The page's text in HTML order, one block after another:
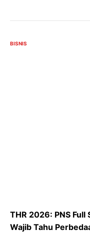
BISNIS
THR 2026: PNS
Wajib Tahu